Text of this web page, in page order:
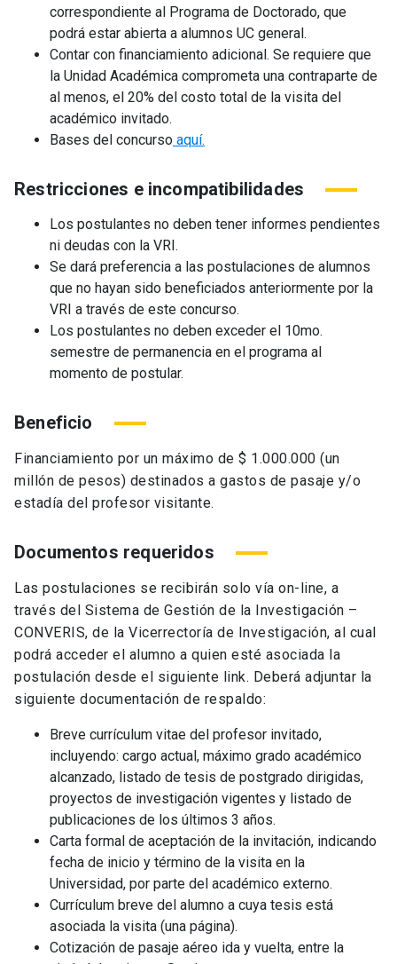
correspondiente al Programa de Doctorado, que
podrá estar abierta a alumnos UC general.
Contar con financiamiento adicional. Se requiere que
la Unidad Académica comprometa una contraparte de
al menos, el 20% del costo total de la visita del
académico invitado.
Bases del concurso aquí.
Restricciones e incompatibilidades
Los postulantes no deben tener informes pendientes
ni deudas con la VRI.
Se dará preferencia a las postulaciones de alumnos
que no hayan sido beneficiados anteriormente por la
VRI a través de este concurso.
Los postulantes no deben exceder el 10mo.
semestre de permanencia en el programa al
momento de postular.
Beneficio
Financiamiento por un máximo de $ 1.000.000 (un
millón de pesos) destinados a gastos de pasaje y/o
estadía del profesor visitante.
Documentos requeridos
Las postulaciones se recibirán solo vía on-line, a
través del Sistema de Gestión de la Investigación –
CONVERIS, de la Vicerrectoría de Investigación, al cual
podrá acceder el alumno a quien esté asociada la
postulación desde el siguiente link. Deberá adjuntar la
siguiente documentación de respaldo:
Breve currículum vitae del profesor invitado,
incluyendo: cargo actual, máximo grado académico
alcanzado, listado de tesis de postgrado dirigidas,
proyectos de investigación vigentes y listado de
publicaciones de los últimos 3 años.
Carta formal de aceptación de la invitación, indicando
fecha de inicio y término de la visita en la
Universidad, por parte del académico externo.
Currículum breve del alumno a cuya tesis está
asociada la visita (una página).
Cotización de pasaje aéreo ida y vuelta, entre la